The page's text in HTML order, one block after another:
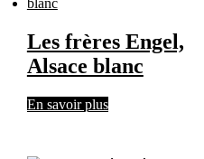
Les frères Engel,
Alsace blanc
En savoir plus